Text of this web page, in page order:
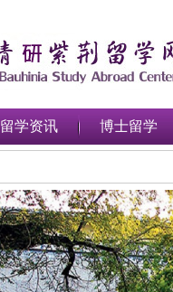
留学资讯 博士留学